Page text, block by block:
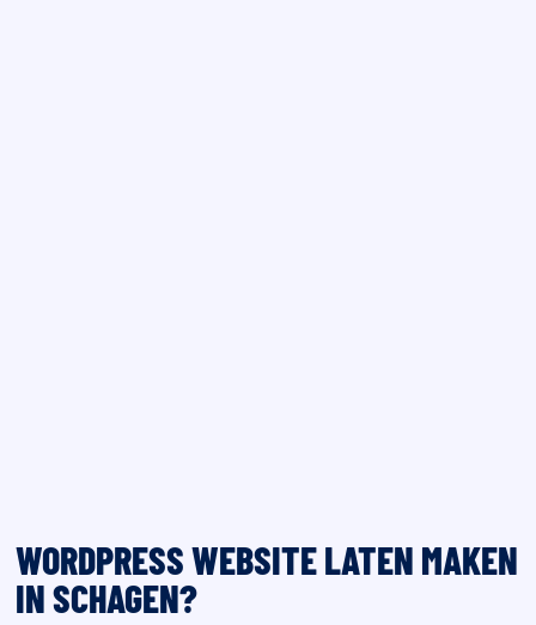
WORDPRESS WEBSITE LATEN MAKEN
IN SCHAGEN?